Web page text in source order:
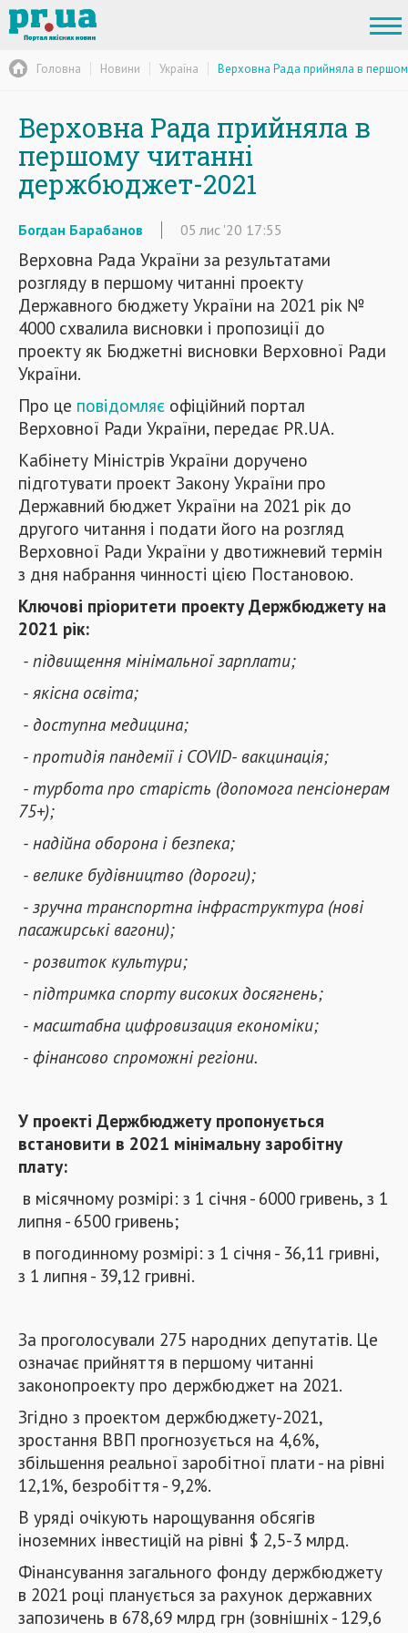
Головна Новини Україна Верховна Рада прийняла в
Верховна Рада прийняла в
першому читанні
держбюджет-2021
Богдан Барабанов 05 лис '20 17:55
Верховна Рада України за результатами
розгляду в першому читанні проекту
Державного бюджету України на 2021 рік №
4000 схвалила висновки і пропозиції до
проекту як Бюджетні висновки Верховної Ради
України.
Про це повідомляє офіційний портал
Верховної Ради України, передає PR.UA.
Кабінету Міністрів України доручено
підготувати проект Закону України про
Державний бюджет України на 2021 рік до
другого читання і подати його на розгляд
Верховної Ради України у двотижневий термін
з дня набрання чинності цією Постановою.
Ключові пріоритети проекту Держбюджету на
2021 рік:
- підвищення мінімальної зарплати;
- якісна освіта;
- доступна медицина;
- протидія пандемії і COVID- вакцинація;
- турбота про старість (допомога пенсіонерам
75+);
- надійна оборона і безпека;
- велике будівництво (дороги);
- зручна транспортна інфраструктура (нові
пасажирські вагони);
- розвиток культури;
- підтримка спорту високих досягнень;
- масштабна цифровизация економіки;
- фінансово спроможні регіони.
У проекті Держбюджету пропонується
встановити в 2021 мінімальну заробітну
плату:
в місячному розмірі: з 1 січня - 6000 гривень, з 1
липня - 6500 гривень;
в погодинному розмірі: з 1 січня - 36,11 гривні,
з 1 липня - 39,12 гривні.
За проголосували 275 народних депутатів. Це
означає прийняття в першому читанні
законопроекту про держбюджет на 2021.
Згідно з проектом держбюджету-2021,
зростання ВВП прогнозується на 4,6%,
збільшення реальної заробітної плати - на рівні
12,1%, безробіття - 9,2%.
В уряді очікують нарощування обсягів
іноземних інвестицій на рівні $ 2,5-3 млрд.
Фінансування загального фонду держбюджету
в 2021 році планується за рахунок державних
запозичень в 678,69 млрд грн (зовнішніх - 129,6